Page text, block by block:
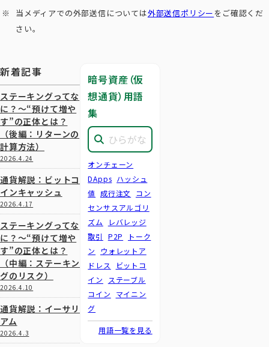
当メディアでの外部送信については外部送信ポリシー をご確認くだ
さい。
新着記事
ステーキングってな
に？～“預けて増や
す”の正体とは？
（後編：リターンの
計算方法）
2026.4.24
通貨解説：ビットコ
インキャッシュ
2026.4.17
ステーキングってな
に？～“預けて増や
す”の正体とは？
（中編：ステーキン
グのリスク）
2026.4.10
通貨解説：イーサリ
アム
2026.4.3
暗号資産（仮
想通貨）用語
集
オンチェーン
DApps ハッシュ
値 成行注文
コン
センサスアルゴリ
ズム
レバレッジ
取引
P2P
トーク
ン
ウォレットア
ドレス
ビットコ
イン
ステーブル
コイン
マイニン
グ
用語一覧を見る